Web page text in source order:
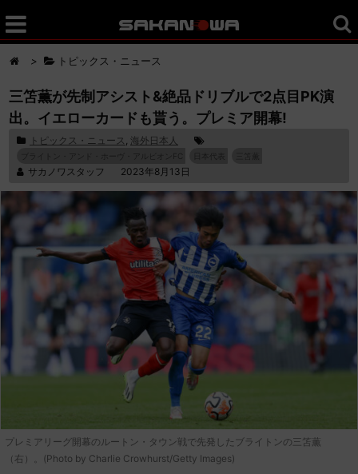
> トピックス・ニュース
三笘薫が先制アシスト&絶品ドリブルで2点目PK演
出。イエローカードも貰う。プレミア開幕!
トピックス・ニュース , 海外日本人
サカノワスタッフ 2023年8月13日
プレミアリーグ開幕のルートン・タウン戦で先発したブライトンの三笘薫
（右）。(Photo by Charlie Crowhurst/Getty Images)